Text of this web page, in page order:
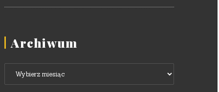
Archiwum
Archiwum